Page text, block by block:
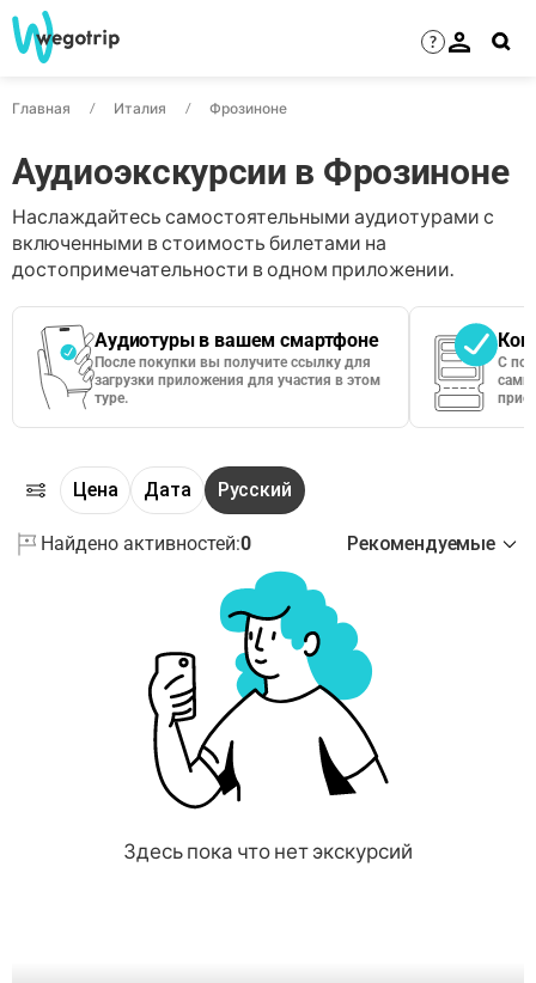
?
Главная Италия Фрозиноне
Аудиоэкскурсии в Фрозиноне
Наслаждайтесь самостоятельными аудиотурами с
включенными в стоимость билетами на
достопримечательности в одном приложении.
Аудиотуры в вашем смартфоне
После покупки вы получите ссылку для
загрузки приложения для участия в этом
туре.
С
сами
Цена Дата Русский
Найдено активностей:0 Рекомендуемые
Здесь пока что нет экскурсий